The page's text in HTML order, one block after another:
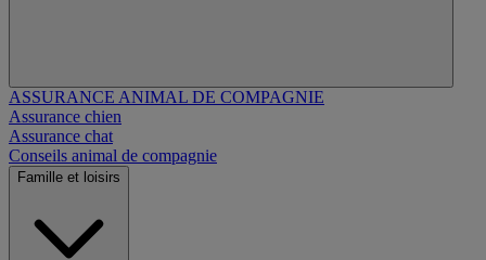
ASSURANCE ANIMAL DE COMPAGNIE
Assurance chien
Assurance chat
Conseils animal de compagnie
Famille et loisirs